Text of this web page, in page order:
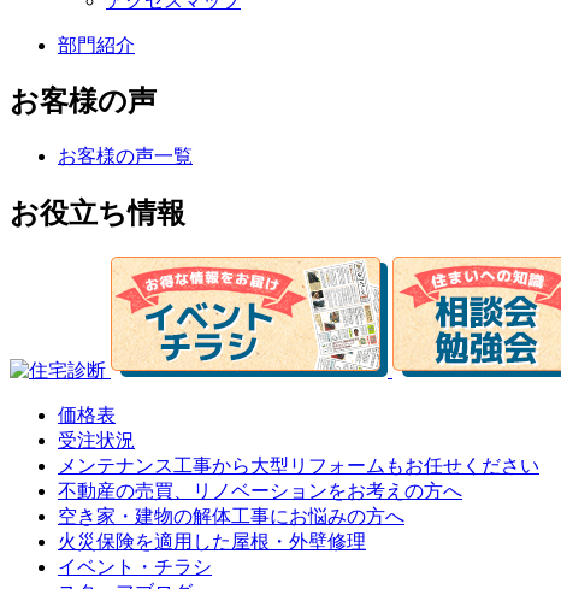
部門紹介
お客様の声
お客様の声一覧
お役立ち情報
価格表
受注状況
メンテナンス工事から大型リフォームもお任せください
不動産の売買、リノベーションをお考えの方へ
空き家・建物の解体工事にお悩みの方へ
火災保険を適用した屋根・外壁修理
イベント・チラシ